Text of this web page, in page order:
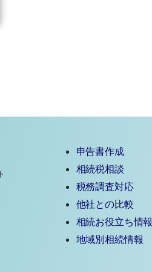
申告書作成
相続税相談
税務調査対応
他社との比較
相続お役立ち情報
地域別相続情報